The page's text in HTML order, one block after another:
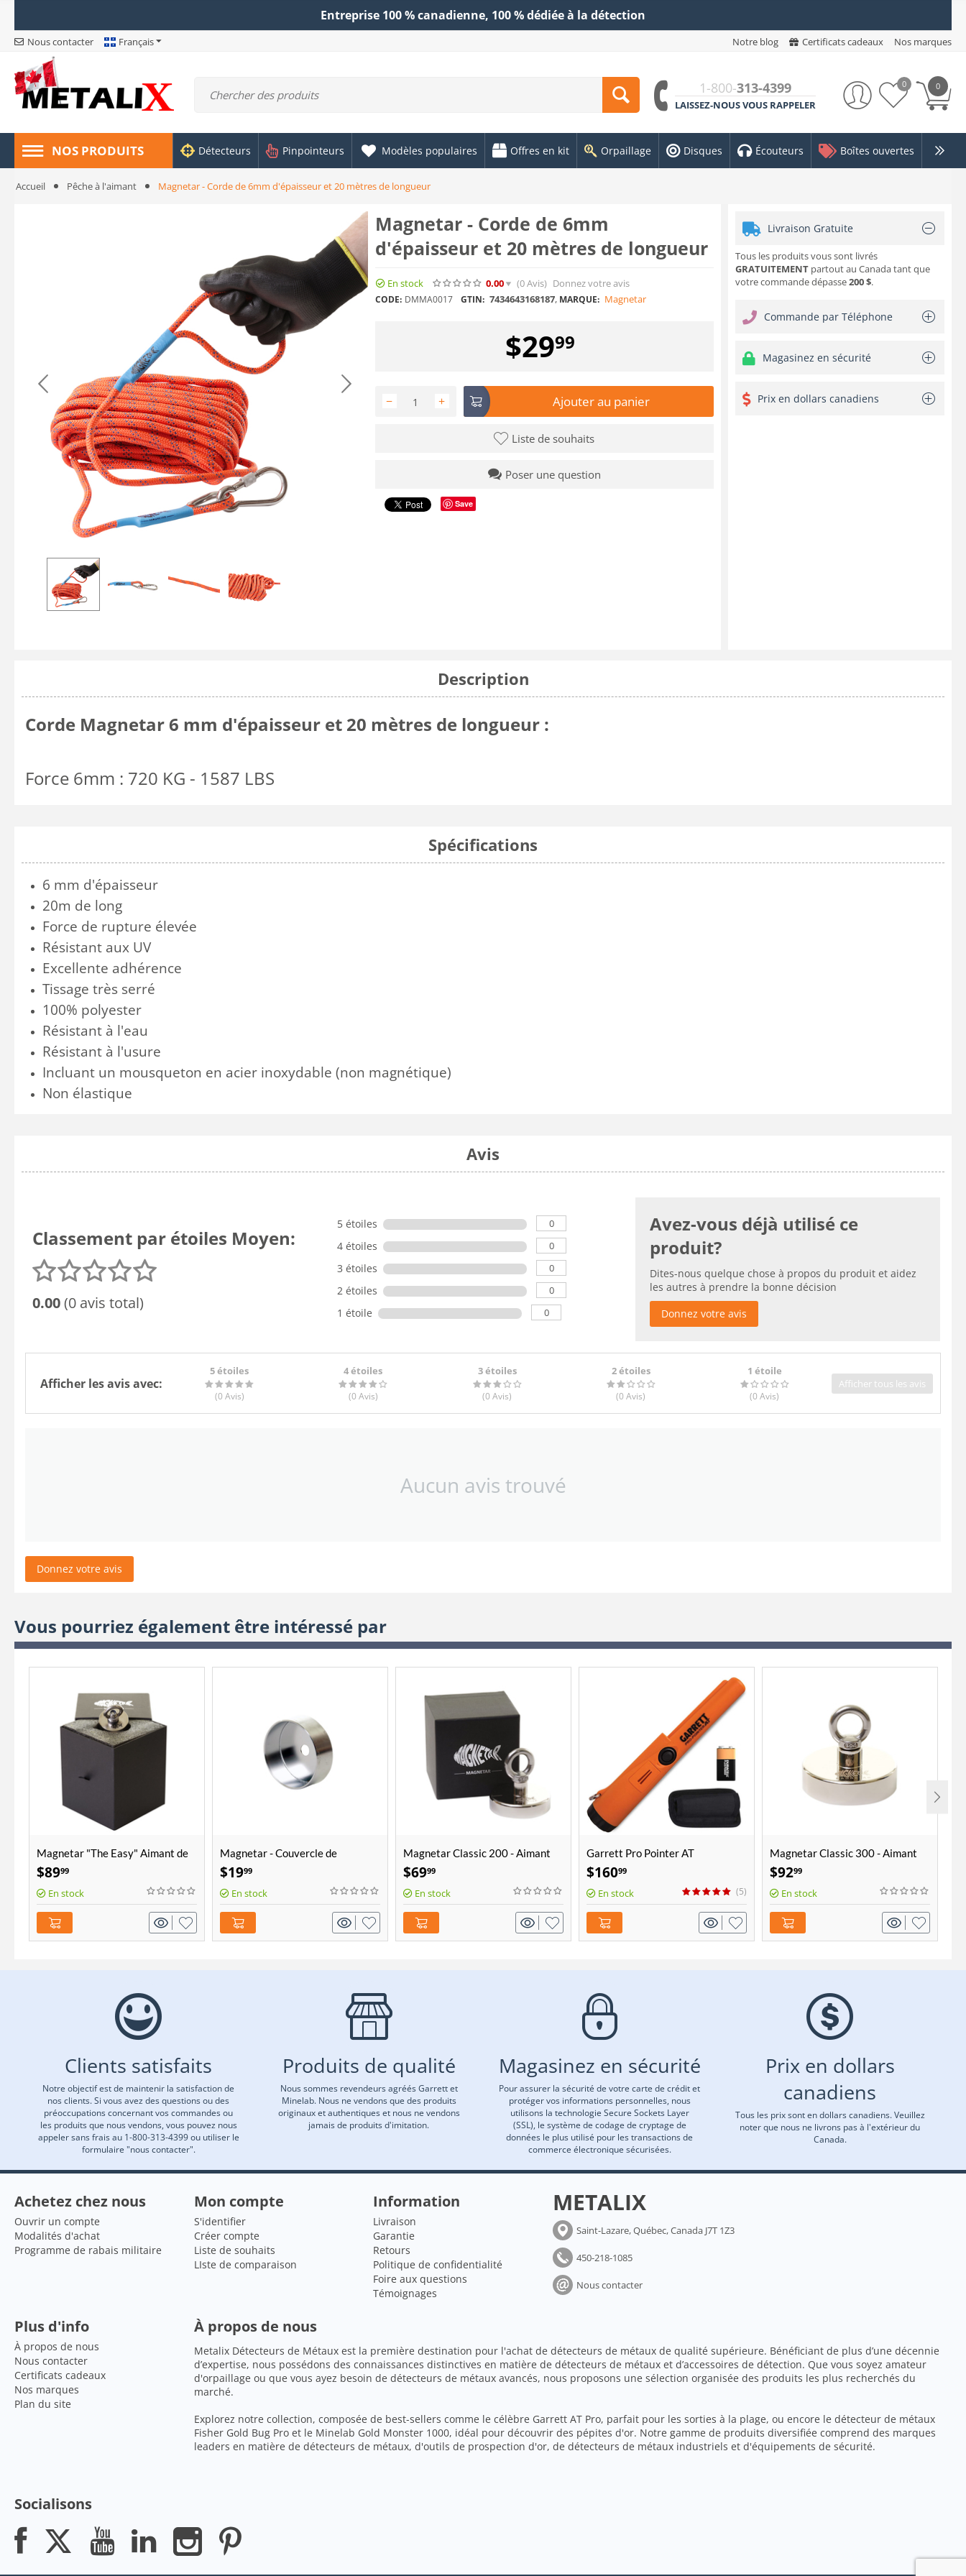
Entreprise 100 % canadienne, 100 % dédiée à la détection
Nous contacter Français Notre blog Certificats cadeaux Nos marques
1-800-313-4399
LAISSEZ-NOUS VOUS RAPPELER
0
0
NOS PRODUITS Détecteurs Pinpointeurs Modèles populaires Offres en kit Orpaillage Disques Écouteurs Boîtes ouvertes
Accueil Pêche à l'aimant Magnetar - Corde de 6mm d'épaisseur et 20 mètres de longueur
Magnetar - Corde de 6mm
d'épaisseur et 20 mètres de longueur
En stock 0.00 (0Avis) Donnez votre avis
CODE: DMMA0017 GTIN: 7434643168187, MARQUE: Magnetar
$2999
+
− Ajouter au panier
Liste de souhaits
Poser une question
Save
Livraison Gratuite
Tous les produits vous sont livrés
GRATUITEMENT partout au Canada tant que
votre commande dépasse200 $.
Commande par Téléphone
Magasinez en sécurité
Prix en dollars canadiens
Description
Corde Magnetar 6 mm d'épaisseur et 20 mètres de longueur :
Force 6mm : 720 KG - 1587 LBS
Spécifications
6 mm d'épaisseur
20m de long
Force de rupture élevée
Résistant aux UV
Excellente adhérence
Tissage très serré
100% polyester
Résistant à l'eau
Résistant à l'usure
Incluant un mousqueton en acier inoxydable (non magnétique)
Non élastique
Avis
Classement par étoiles Moyen:
0.00(0 avis total)
5 étoiles 0
4 étoiles 0
3 étoiles 0
2 étoiles 0
1 étoile 0
Avez-vous déjà utilisé ce
produit?
Dites-nous quelque chose à propos du produit et aidez
les autres à prendre la bonne décision
Donnez votre avis
Afficher les avis avec:
5 étoiles
(0 Avis)
4 étoiles
(0 Avis)
3 étoiles
(0 Avis)
2 étoiles
(0 Avis)
1 étoile
(0 Avis)
Afficher tous les avis
Aucun avis trouvé
Donnez votre avis
Vous pourriez également être intéressé par
Magnetar "The Easy" Aimant de
pêche
$8999
En stock
Magnetar - Couvercle de
protection pour aimant "The
Easy"
$1999
En stock
Magnetar Classic 200 - Aimant
de pêche (440LB/200KG)
$6999
En stock
Garrett Pro Pointer AT
$16099
En stock (5)
Magnetar Classic 300 - Aimant
de pêche (660LB/300KG)
$9299
En stock
Clients satisfaits
Notre objectif est de maintenir la satisfaction de
nos clients. Si vous avez des questions ou des
préoccupations concernant vos commandes ou
les produits que nous vendons, vous pouvez nous
appeler sans frais au 1-800-313-4399 ou utiliser le
formulaire "nous contacter".
Produits de qualité
Nous sommes revendeurs agréés Garrett et
Minelab. Nous ne vendons que des produits
originaux et authentiques et nous ne vendons
jamais de produits d'imitation.
Magasinez en sécurité
Pour assurer la sécurité de votre carte de crédit et
protéger vos informations personnelles, nous
utilisons la technologie Secure Sockets Layer
(SSL), le système de codage de cryptage de
données le plus utilisé pour les transactions de
commerce électronique sécurisées.
Prix en dollars
canadiens
Tous les prix sont en dollars canadiens. Veuillez
noter que nous ne livrons pas à l'extérieur du
Canada.
Achetez chez nous
Ouvrir un compte
Modalités d'achat
Programme de rabais militaire
Mon compte
S'identifier
Créer compte
Liste de souhaits
LIste de comparaison
Information
Livraison
Garantie
Retours
Politique de confidentialité
Foire aux questions
Témoignages
METALIX
Saint-Lazare, Québec, Canada J7T 1Z3
450-218-1085
Nous contacter
Plus d'info
À propos de nous
Nous contacter
Certificats cadeaux
Nos marques
Plan du site
À propos de nous
Metalix Détecteurs de Métaux est la première destination pour l'achat de détecteurs de métaux de qualité supérieure. Bénéficiant de plus d’une décennie
d’expertise, nous possédons des connaissances distinctives en matière de détecteurs de métaux et d’accessoires de détection. Que vous soyez amateur
d'orpaillage ou que vous ayez besoin de détecteurs de métaux avancés, nous proposons une sélection organisée des produits les plus recherchés du
marché.
Explorez notre collection, composée de best-sellers comme le célèbre Garrett AT Pro, parfait pour les sorties à la plage, ou encore le détecteur de métaux
Fisher Gold Bug Pro et le Minelab Gold Monster 1000, idéal pour découvrir des pépites d'or. Notre gamme de produits diversifiée comprend des marques
leaders en matière de détecteurs de métaux, d'outils de prospection d'or, de détecteurs de métaux industriels et d'équipements de sécurité.
Socialisons